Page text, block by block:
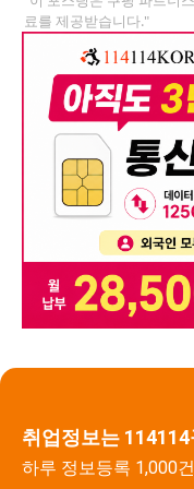
취업정보는
하루 정보등록 1,000
료를 제공받습니다."